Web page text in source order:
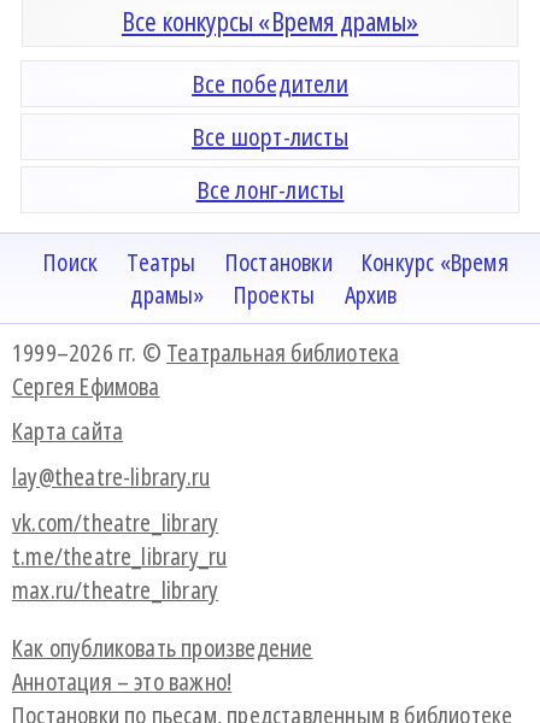
Все конкурсы «Время драмы»
Все победители
Все шорт-листы
Все лонг-листы
Поиск Театры Постановки
Конкурс «Время
драмы»
Проекты
Архив
1999–2026 гг. © Театральная библиотека
Сергея Ефимова
Карта сайта
lay@theatre-library.ru
vk.com/theatre_library
t.me/theatre_library_ru
max.ru/theatre_library
Как опубликовать произведение
Аннотация – это важно!
Постановки по пьесам, представленным в библиотеке